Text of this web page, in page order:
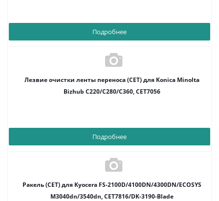
Подробнее
Лезвие очистки ленты переноса (CET) для Konica Minolta
Bizhub C220/C280/C360, CET7056
Подробнее
Ракель (CET) для Kyocera FS-2100D/4100DN/4300DN/ECOSYS
M3040dn/3540dn, CET7816/DK-3190-Blade